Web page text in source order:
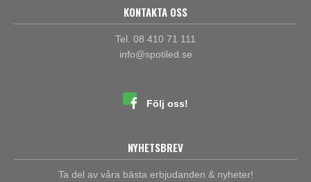
KONTAKTA OSS
Tel. 08 410 71 111
info@spotiled.se
Följ oss!
NYHETSBREV
Ta del av våra bästa erbjudanden & nyheter!